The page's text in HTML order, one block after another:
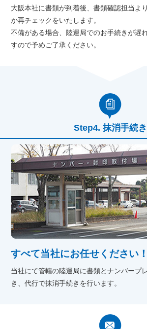
大阪本社に書類が到着後、書類確認担当よ
か再チェックをいたします。
不備がある場合、陸運局でのお手続きが遅
すので予めご了承ください。
抹消手続き
すべて当社にお任せください！
当社にて管轄の陸運局に書類とナンバープ
き、代行で抹消手続きを行います。